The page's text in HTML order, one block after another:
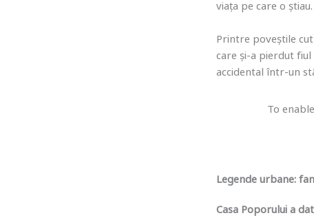
viața pe care o știau.
Printre poveștile
care și-a pierdut
accidental într-un
To
Legende urbane:
Casa Poporului a